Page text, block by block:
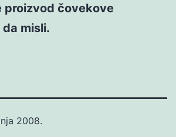
proizvod čovekove
misli.
2008.